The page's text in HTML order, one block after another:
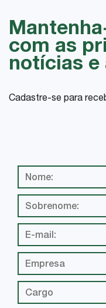
com as
notícias e
Cadastre-se para